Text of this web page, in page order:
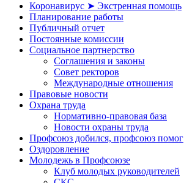
Коронавирус ➤ Экстренная помощь
Планирование работы
Публичный отчет
Постоянные комиссии
Социальное партнерство
Соглашения и законы
Совет ректоров
Международные отношения
Правовые новости
Охрана труда
Нормативно-правовая база
Новости охраны труда
Профсоюз добился, профсоюз помог
Оздоровление
Молодежь в Профсоюзе
Клуб молодых руководителей